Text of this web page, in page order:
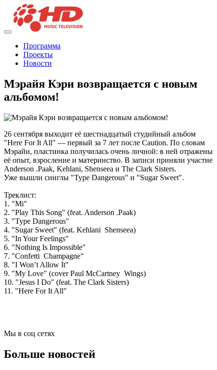
Программа
Проекты
Новости
Мэрайя Кэри возвращается с новым
альбомом!
26 сентября выходит её шестнадцатый студийный альбом
"Here For It All" — первый за 7 лет после Caution. По словам
Мэрайи, пластинка получилась очень личной: в ней отражены
её опыт, взросление и материнство. В записи приняли участие
Anderson .Paak, Kehlani, Shenseea и The Clark Sisters.
Уже вышли синглы "Type Dangerous" и "Sugar Sweet".
Треклист:
1. "Mi"
2. "Play This Song" (feat. Anderson .Paak)
3. "Type Dangerous"
4. "Sugar Sweet" (feat. Kehlani Shenseea)
5. "In Your Feelings"
6. "Nothing Is Impossible"
7. "Confetti Champagne"
8. "I Won’t Allow It"
9. "My Love" (cover Paul McCartney Wings)
10. "Jesus I Do" (feat. The Clark Sisters)
11. "Here For It All"
Мы в соц сетях
Больше новостей